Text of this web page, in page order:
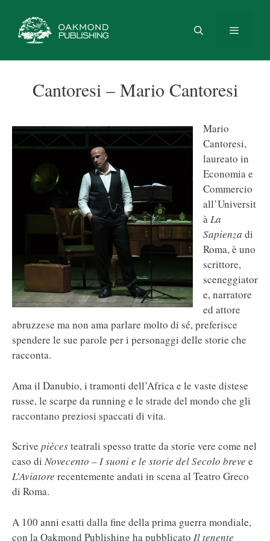
contenuto
Cantoresi – Mario Cantoresi
Mario
Cantoresi,
laureato in
Economia e
Commercio
all’Universit
àLa
Sapienza di
Roma, è uno
scrittore,
sceneggiator
e, narratore
ed attore
abruzzese ma non ama parlare molto di sé, preferisce
spendere le sue parole per i personaggi delle storie che
racconta.
Ama il Danubio, i tramonti dell’Africa e le vaste distese
russe, le scarpe da running e le strade del mondo che gli
raccontano preziosi spaccati di vita.
Scrive piècesteatrali spesso tratte da storie vere come nel
caso di Novecento – I suoni e le storie del Secolo breve e
L’Aviatore recentemente andati in scena al Teatro Greco
di Roma.
A 100 anni esatti dalla fine della prima guerra mondiale,
con la Oakmond Publishing ha pubblicato Il tenente